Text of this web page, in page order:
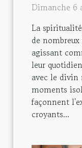
Dimanche 6
La
de
agissant
leur
avec le divin
moments
façonnent
croyants...